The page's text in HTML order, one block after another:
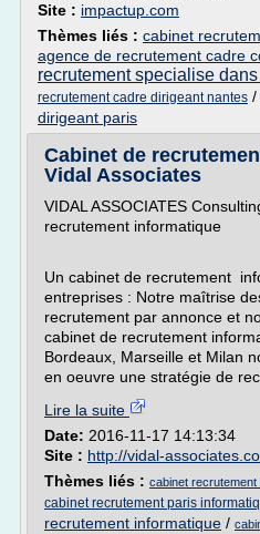
Site : impactup.com
Thèmes liés : cabinet
agence de recrutement cadre
recrutement specialise dans
recrutement cadre dirigeant nantes /
dirigeant paris
Cabinet de
Vidal Associates
VIDAL ASSOCIATES
recrutement informatique
Un cabinet de recrutement
entreprises : Notre maîtrise
recrutement par annonce et
cabinet de recrutement
Bordeaux, Marseille et Milan
en oeuvre une stratégie de
Lire la suite
Date: 2016-11-17 14:13:34
Site : http://vidal-
Thèmes liés : cabinet recrutement
cabinet recrutement paris
recrutement informatique /